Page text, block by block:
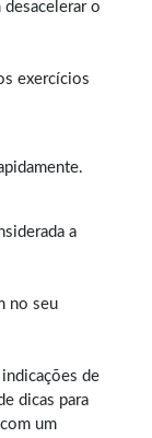
desacelerar o
exercícios
.
a
no seu
indicações de
dicas para
um